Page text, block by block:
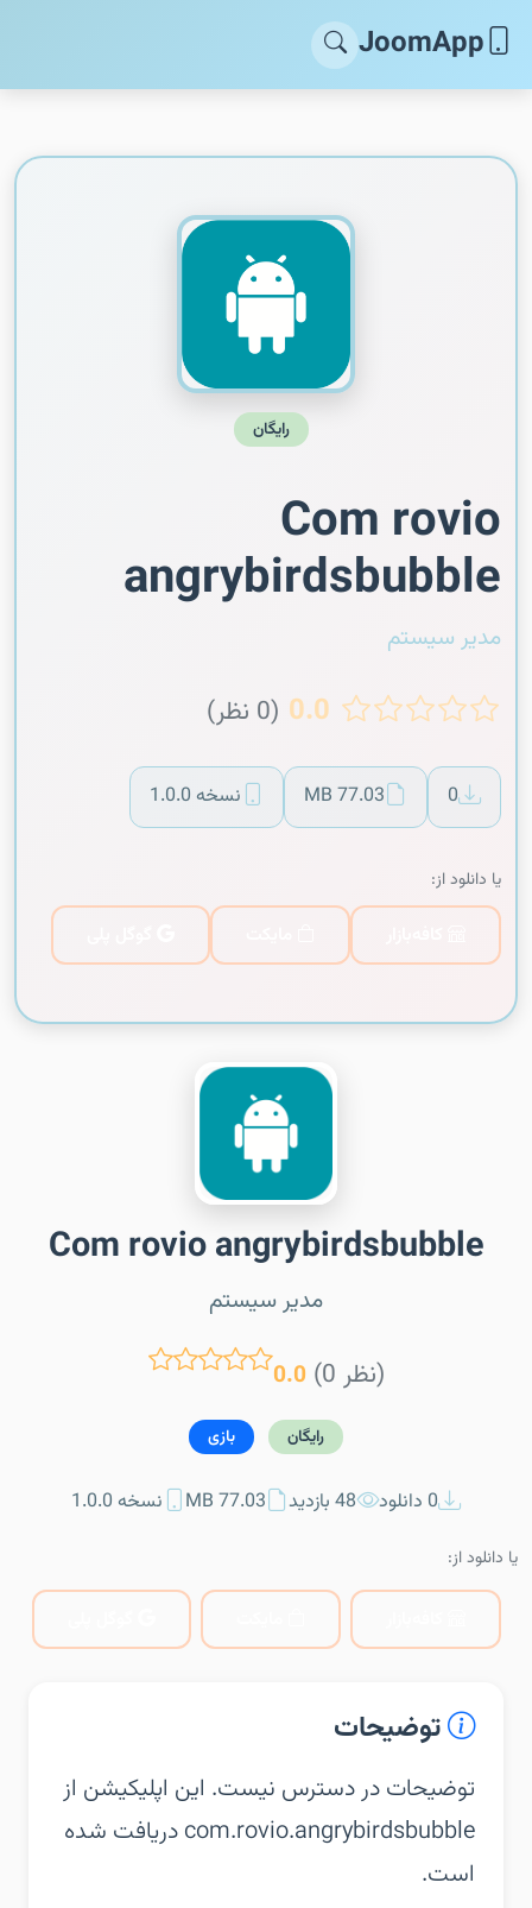
JoomApp
رایگان
Com rovio
angrybirdsbubble
مدیر سیستم
0.0 (0 نظر)
0
77.03 MB نسخه 1.0.0
یا دانلود از:
Com rovio angrybirdsbubble
مدیر سیستم
0.0 (0 نظر)
رایگان بازی
0 دانلود 48 بازدید 77.03 MB نسخه 1.0.0
یا دانلود از:
توضیحات
توضیحات در دسترس نیست. این اپلیکیشن از
com.rovio.angrybirdsbubble دریافت شده
است.